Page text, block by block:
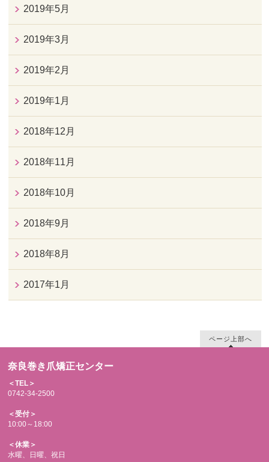
2019年5月
2019年3月
2019年2月
2019年1月
2018年12月
2018年11月
2018年10月
2018年9月
2018年8月
2017年1月
ページ上部へ
奈良巻き爪矯正センター
＜TEL＞
0742-34-2500
＜受付＞
10:00～18:00
＜休業＞
水曜、日曜、祝日